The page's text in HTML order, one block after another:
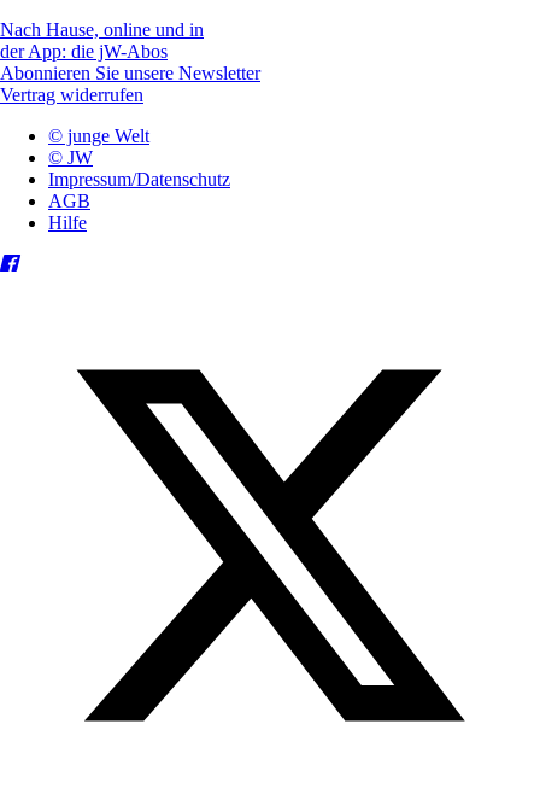
Nach Hause, online und in
der App: die jW-Abos
Abonnieren Sie unsere Newsletter
Vertrag widerrufen
© junge Welt
© JW
Impressum/Datenschutz
AGB
Hilfe